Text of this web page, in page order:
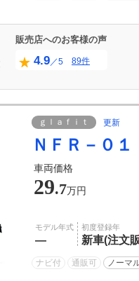
販売店へのお客様の声
4.9／5 89件
ｇｌａｆｉｔ 更新
ＮＦＲ－０
車両価格
29.7万円
モデル年式
―
初度登録年
新車(注文
ナビ付 通販可 ノーマ